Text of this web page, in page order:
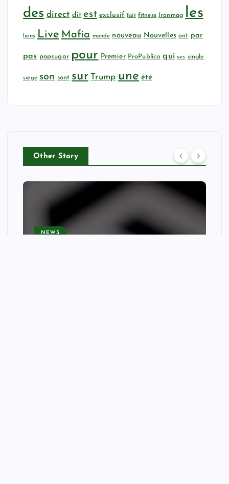
des direct dit est exclusif fait fitness Ironmag les
liens Live Mafia monde nouveau Nouvelles ont par
pas popsugar pour Premier ProPublica qui ses single
siège son sont sur Trump une été
Other Story
NEWS